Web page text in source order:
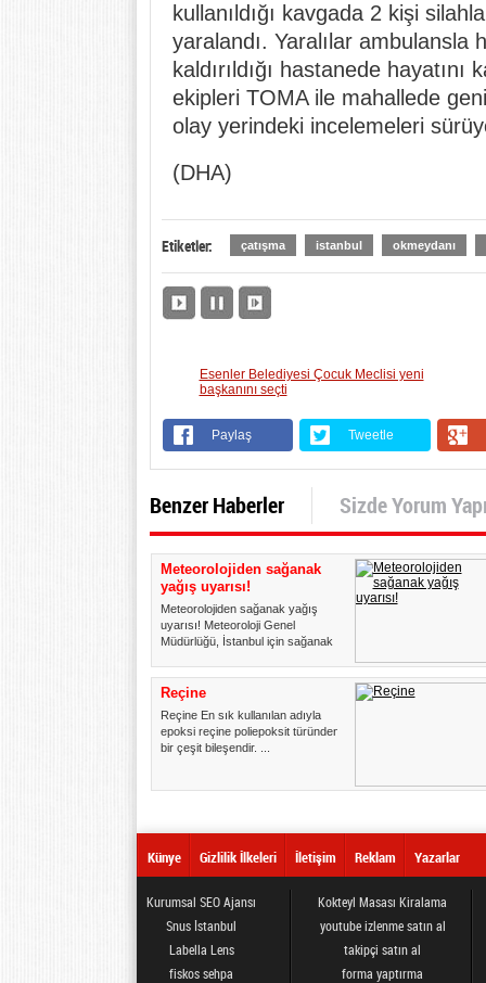
kullanıldığı kavgada 2 kişi
yaralandı. Yaralılar ambulansla
kaldırıldığı hastanede
ekipleri TOMA ile mahallede
olay yerindeki incelemeleri
(DHA)
Etiketler: çatışma istanbul okmeydanı
Esenler Belediyesi Çocuk Meclisi yeni
başkanını seçti
Paylaş Tweetle
Benzer Haberler Sizde Yorum
Meteorolojiden sağanak
yağış uyarısı!
Meteorolojiden sağanak yağış
uyarısı! Meteoroloji Genel
Müdürlüğü, İstanbul için sağanak
Reçine
Reçine En sık kullanılan adıyla
epoksi reçine poliepoksit türünden
bir çeşit bileşendir. ...
Künye Gizlilik İlkeleri İletişim Reklam Yazarlar
Kurumsal SEO Ajansı
Snus İstanbul
Labella Lens
fiskos sehpa
Kokteyl Masası Kiralama
youtube izlenme satın al
takipçi satın al
forma yaptırma